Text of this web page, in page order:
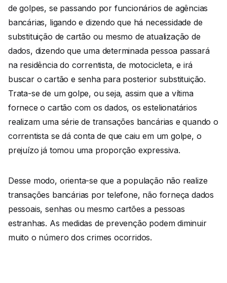
de golpes, se passando por funcionários de agências
bancárias, ligando e dizendo que há necessidade de
substituição de cartão ou mesmo de atualização de
dados, dizendo que uma determinada pessoa passará
na residência do correntista, de motocicleta, e irá
buscar o cartão e senha para posterior substituição.
Trata-se de um golpe, ou seja, assim que a vítima
fornece o cartão com os dados, os estelionatários
realizam uma série de transações bancárias e quando o
correntista se dá conta de que caiu em um golpe, o
prejuízo já tomou uma proporção expressiva.
Desse modo, orienta-se que a população não realize
transações bancárias por telefone, não forneça dados
pessoais, senhas ou mesmo cartões a pessoas
estranhas. As medidas de prevenção podem diminuir
muito o número dos crimes ocorridos.